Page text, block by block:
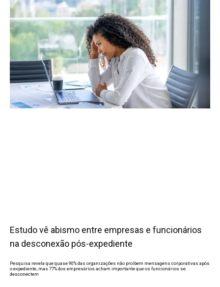
Estudo vê abismo entre empresas e funcionários
na desconexão pós-expediente
Pesquisa revela que quase 90% das organizações não proíbem mensagens corporativas após
o expediente, mas 77% dos empresários acham importante que os funcionários se
desconectem